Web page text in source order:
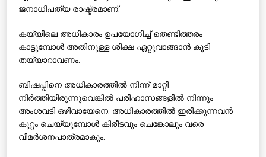
ജനാധിപത്യ രാഷ്ട്രമാണ്.
കയ്യിലെ അധികാരം ഉപയോഗിച്ച് തെണ്ടിത്തരം
കാട്ടുമ്പോള്‍ അതിനുള്ള ശിക്ഷ ഏറ്റുവാങ്ങാന്‍ കൂടി
തയ്യാറാവണം.
ബിഷപ്പിനെ അധികാരത്തില്‍ നിന്ന് മാറ്റി
നിര്‍ത്തിയിരുന്നുവെങ്കില്‍ പരിഹാസങ്ങളില്‍ നിന്നും
അംശവടി ഒഴിവായേനെ. അധികാരത്തില്‍ ഇരിക്കുന്നവന്‍
കുറ്റം ചെയ്യുമ്പോള്‍ കിരീടവും ചെങ്കോലും വരെ
വിമര്‍ശനപാത്രമാകും.